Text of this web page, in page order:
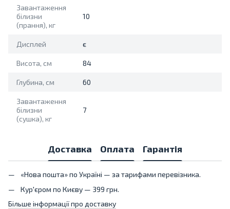
Завантаження
білизни
(прання), кг
10
Дисплей є
Висота, см 84
Глубина, см 60
Завантаження
білизни
(сушка), кг
7
Доставка Оплата Гарантія
«Нова пошта» по Україні — за тарифами перевізника.
Кур'єром по Києву — 399 грн.
Більше інформації про доставку